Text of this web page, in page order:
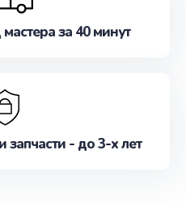
за 40 минут
запчасти - до 3-х лет